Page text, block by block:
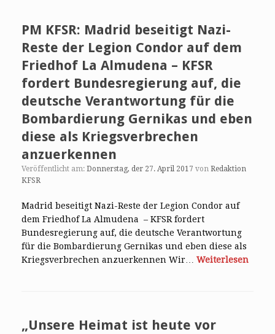
PM KFSR: Madrid beseitigt Nazi-
Reste der Legion Condor auf dem
Friedhof La Almudena – KFSR
fordert Bundesregierung auf, die
deutsche Verantwortung für die
Bombardierung Gernikas und eben
diese als Kriegsverbrechen
anzuerkennen
Veröffentlicht am: Donnerstag, der 27. April 2017 von Redaktion
KFSR
Madrid beseitigt Nazi-Reste der Legion Condor auf
dem Friedhof La Almudena – KFSR fordert
Bundesregierung auf, die deutsche Verantwortung
für die Bombardierung Gernikas und eben diese als
Kriegsverbrechen anzuerkennen Wir… Weiterlesen
„Unsere Heimat ist heute vor